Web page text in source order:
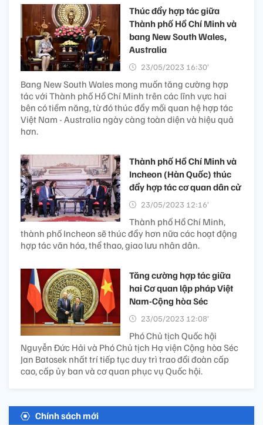
Thúc đẩy hợp tác giữa
Thành phố Hồ Chí Minh và
bang New South Wales,
Australia
23/05/2023 16:30’
Bang New South Wales mong muốn tăng cường hợp
tác với Thành phố Hồ Chí Minh trên các lĩnh vực hai
bên có tiềm năng, từ đó thúc đẩy mối quan hệ hợp tác
Việt Nam - Australia ngày càng toàn diện và hiệu quả
hơn.
Thành phố Hồ Chí Minh và
Incheon (Hàn Quốc) thúc
đẩy hợp tác cơ quan dân cử
23/05/2023 12:16’
Thành phố Hồ Chí Minh,
thành phố Incheon sẽ thúc đẩy hơn nữa các hoạt động
hợp tác văn hóa, thể thao, giao lưu nhân dân.
Tăng cường hợp tác giữa
hai Cơ quan lập pháp Việt
Nam-Cộng hòa Séc
23/05/2023 12:08’
Phó Chủ tịch Quốc hội
Nguyễn Đức Hải và Phó Chủ tịch Hạ viện Cộng hòa Séc
Jan Batosek nhất trí tiếp tục duy trì trao đổi đoàn cấp
cao, cấp ủy ban và cơ quan phục vụ Quốc hội.
Chính sách mới